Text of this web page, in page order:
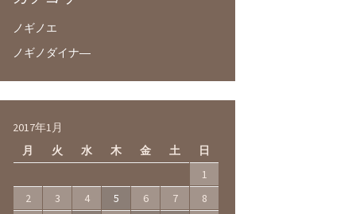
ノギノエ
ノギノダイナ―
2017年1月
月
火 水 木 金 土 日
1
2
3 4 5 6 7
8